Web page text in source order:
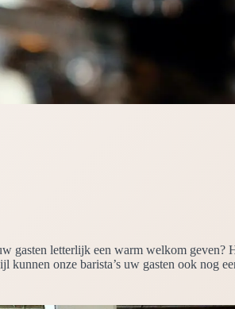
gasten letterlijk een warm welkom geven?
onze barista’s uw gasten ook nog